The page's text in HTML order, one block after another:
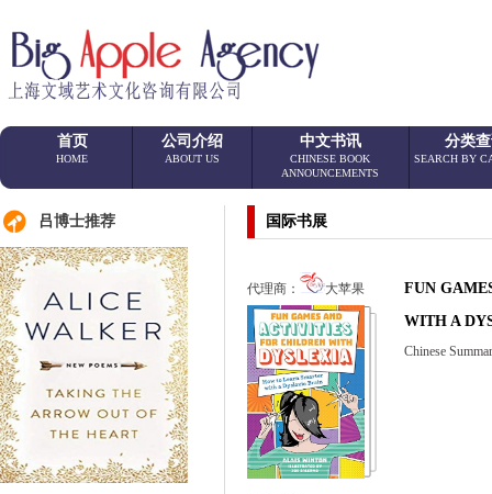
首页
HOME
公司介绍
ABOUT US
中文书讯
CHINESE BOOK
ANNOUNCEMENTS
分类
SEARCH BY
吕博士推荐 国际书展
代理商： 大苹果
FUN
WITH A
Chinese